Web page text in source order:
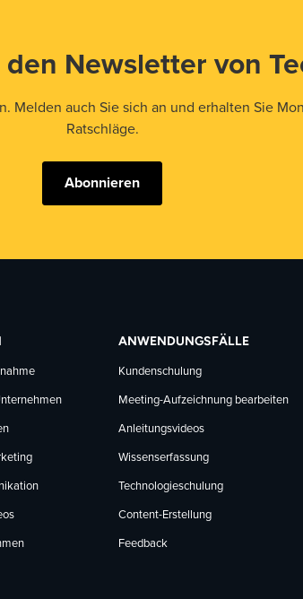
Newsletter von
auch Sie sich an und erhalten Sie
Ratschläge.
Abonnieren
ANWENDUNGSFÄLLE
Kundenschulung
Meeting-Aufzeichnung bearbeiten
Anleitungsvideos
Wissenserfassung
Technologieschulung
Content-Erstellung
Feedback